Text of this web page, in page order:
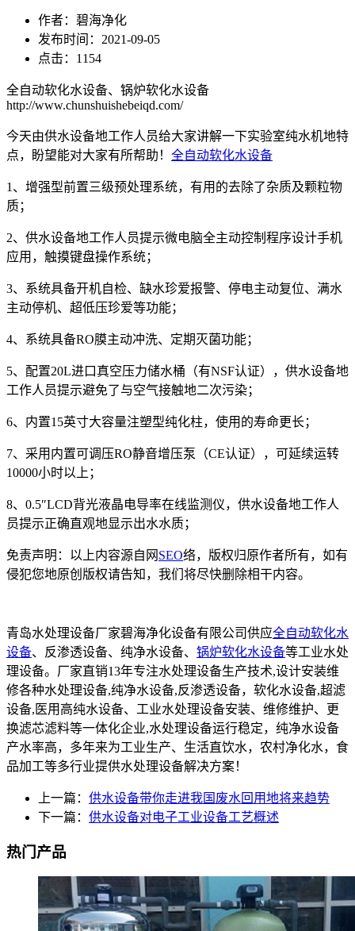
作者：碧海净化
发布时间：2021-09-05
点击：1154
全自动软化水设备、锅炉软化水设备
http://www.chunshuishebeiqd.com/
今天由供水设备地工作人员给大家讲解一下实验室纯水机地特
点，盼望能对大家有所帮助！ 全自动软化水设备
1、增强型前置三级预处理系统，有用的去除了杂质及颗粒物
质；
2、供水设备地工作人员提示微电脑全主动控制程序设计手机
应用，触摸键盘操作系统；
3、系统具备开机自检、缺水珍爱报警、停电主动复位、满水
主动停机、超低压珍爱等功能；
4、系统具备RO膜主动冲洗、定期灭菌功能；
5、配置20L进口真空压力储水桶（有NSF认证），供水设备地
工作人员提示避免了与空气接触地二次污染；
6、内置15英寸大容量注塑型纯化柱，使用的寿命更长；
7、采用内置可调压RO静音增压泵（CE认证），可延续运转
10000小时以上；
8、0.5″LCD背光液晶电导率在线监测仪，供水设备地工作人
员提示正确直观地显示出水水质；
免责声明：以上内容源自网 SEO络，版权归原作者所有，如有
侵犯您地原创版权请告知，我们将尽快删除相干内容。
青岛水处理设备厂家碧海净化设备有限公司供应全自动软化水
设备、反渗透设备、纯净水设备、 锅炉软化水设备等工业水处
理设备。厂家直销13年专注水处理设备生产技术,设计安装维
修各种水处理设备,纯净水设备,反渗透设备，软化水设备,超滤
设备,医用高纯水设备、工业水处理设备安装、维修维护、更
换滤芯滤料等一体化企业,水处理设备运行稳定，纯净水设备
产水率高，多年来为工业生产、生活直饮水，农村净化水，食
品加工等多行业提供水处理设备解决方案！
上一篇： 供水设备带你走进我国废水回用地将来趋势
下一篇： 供水设备对电子工业设备工艺概述
热门产品